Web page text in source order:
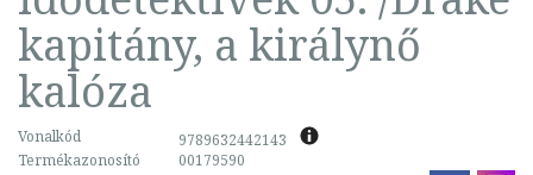
kapitány, a királynő
kalóza
Vonalkód
9789632442143
Termékazonosító
00179590